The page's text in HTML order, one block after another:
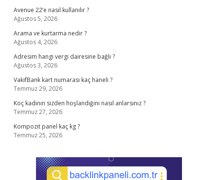
Avenue 22’e nasıl kullanılır ?
Ağustos 5, 2026
Arama ve kurtarma nedir ?
Ağustos 4, 2026
Adresim hangi vergi dairesine bağlı ?
Ağustos 3, 2026
VakıfBank kart numarası kaç haneli ?
Temmuz 29, 2026
Koç kadının sizden hoşlandığını nasıl anlarsınız ?
Temmuz 27, 2026
Kompozit panel kaç kg ?
Temmuz 25, 2026